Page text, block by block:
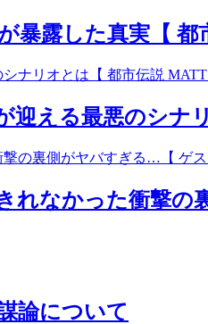
露した真実【 都
える最悪のシナ
れなかった衝撃
論について